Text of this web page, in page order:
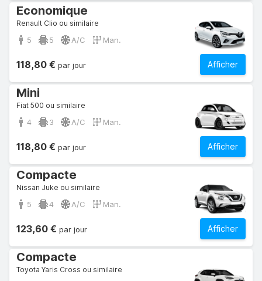
Economique
Renault Clio ou similaire
5 5 A/C Man.
Afficher
118,80 € par jour
Mini
Fiat 500 ou similaire
4 3 A/C Man.
Afficher
118,80 € par jour
Compacte
Nissan Juke ou similaire
5 4 A/C Man.
Afficher
123,60 € par jour
Compacte
Toyota Yaris Cross ou similaire